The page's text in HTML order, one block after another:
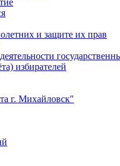
и защите их прав
избирателей
г. Михайловск"